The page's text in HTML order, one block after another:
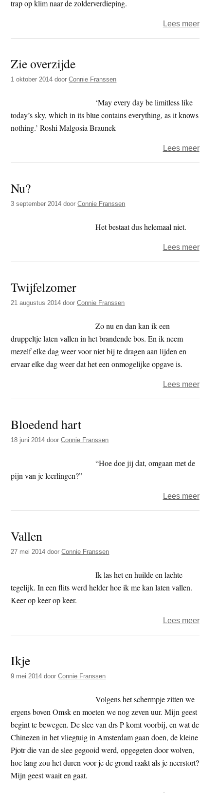
trap op klim naar de zolderverdieping.
Lees meerover
Zie overzijde
1 oktober 2014 doorConnie Franssen
‘May every day be limitless like
today’s sky, which in its blue contains everything, as it knows
nothing.’ Roshi Malgosia Braunek
Lees meerover
Nu?
3 september 2014 doorConnie Franssen
Het bestaat dus helemaal niet.
Lees meerover
Twijfelzomer
21 augustus 2014 doorConnie Franssen
Zo nu en dan kan ik een
druppeltje laten vallen in het brandende bos. En ik neem
mezelf elke dag weer voor niet bij te dragen aan lijden en
ervaar elke dag weer dat het een onmogelijke opgave is.
Lees meerover
Bloedend hart
18 juni 2014 doorConnie Franssen
“Hoe doe jij dat, omgaan met de
pijn van je leerlingen?”
Lees meerover
Vallen
27 mei 2014 doorConnie Franssen
Ik las het en huilde en lachte
tegelijk. In een flits werd helder hoe ik me kan laten vallen.
Keer op keer op keer.
Lees meerover
Ikje
9 mei 2014 doorConnie Franssen
Volgens het schermpje zitten we
ergens boven Omsk en moeten we nog zeven uur. Mijn geest
begint te bewegen. De slee van drs P komt voorbij, en wat de
Chinezen in het vliegtuig in Amsterdam gaan doen, de kleine
Pjotr die van de slee gegooid werd, opgegeten door wolven,
hoe lang zou het duren voor je de grond raakt als je neerstort?
Mijn geest waait en gaat.